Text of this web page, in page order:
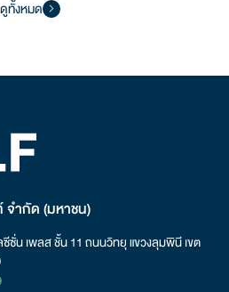
ดูทั้งหมด
จำกัด (มหาชน)
ซีซั่น เพลส ชั้น 11 ถนนวิทยุแขวงลุมพินีเขต